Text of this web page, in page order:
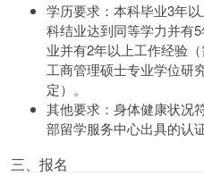
学历要求：本科毕业3年
科结业达到同等学力并有
业并有2年以上工作经验
工商管理硕士专业学位研
定）。
其他要求：身体健康状况
部留学服务中心出具的认证
三、报名